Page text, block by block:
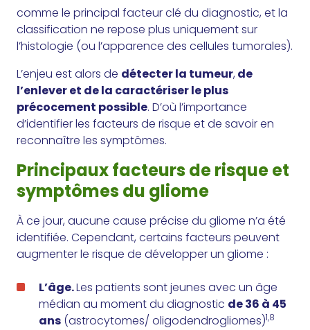
comme le principal facteur clé du diagnostic, et la
classification ne repose plus uniquement sur
l’histologie (ou l’apparence des cellules tumorales).
L’enjeu est alors de détecter la tumeur, de
l’enlever et de la caractériser le plus
précocement possible. D’où l’importance
d’identifier les facteurs de risque et de savoir en
reconnaître les symptômes.
Principaux facteurs de risque et
symptômes du gliome
À ce jour, aucune cause précise du gliome n’a été
identifiée. Cependant, certains facteurs peuvent
augmenter le risque de développer un gliome :
L’âge.Les patients sont jeunes avec un âge
médian au moment du diagnostic de 36 à 45
ans (astrocytomes/ oligodendrogliomes)1,8